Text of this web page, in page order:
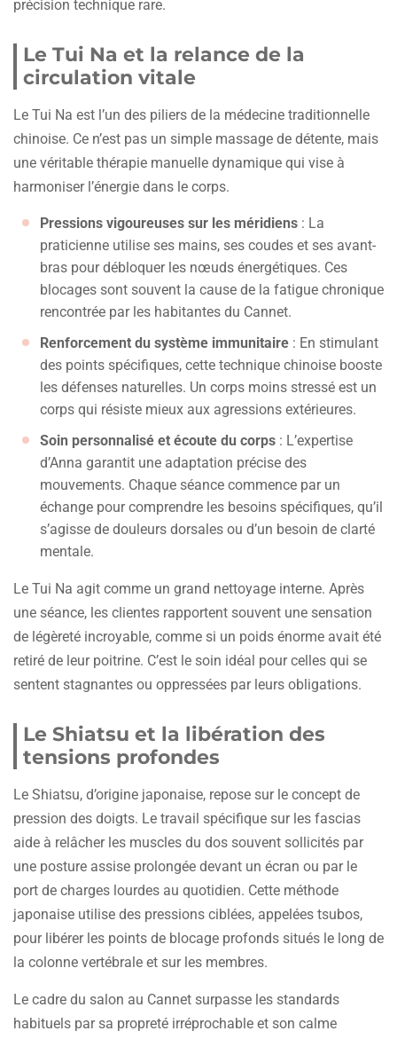
précision technique rare.
Le Tui Na et la relance de la
circulation vitale
Le Tui Na est l’un des piliers de la médecine traditionnelle
chinoise. Ce n’est pas un simple massage de détente, mais
une véritable thérapie manuelle dynamique qui vise à
harmoniser l’énergie dans le corps.
Pressions vigoureuses sur les méridiens : La
praticienne utilise ses mains, ses coudes et ses avant-
bras pour débloquer les nœuds énergétiques. Ces
blocages sont souvent la cause de la fatigue chronique
rencontrée par les habitantes du Cannet.
Renforcement du système immunitaire : En stimulant
des points spécifiques, cette technique chinoise booste
les défenses naturelles. Un corps moins stressé est un
corps qui résiste mieux aux agressions extérieures.
Soin personnalisé et écoute du corps : L’expertise
d’Anna garantit une adaptation précise des
mouvements. Chaque séance commence par un
échange pour comprendre les besoins spécifiques, qu’il
s’agisse de douleurs dorsales ou d’un besoin de clarté
mentale.
Le Tui Na agit comme un grand nettoyage interne. Après
une séance, les clientes rapportent souvent une sensation
de légèreté incroyable, comme si un poids énorme avait été
retiré de leur poitrine. C’est le soin idéal pour celles qui se
sentent stagnantes ou oppressées par leurs obligations.
Le Shiatsu et la libération des
tensions profondes
Le Shiatsu, d’origine japonaise, repose sur le concept de
pression des doigts. Le travail spécifique sur les fascias
aide à relâcher les muscles du dos souvent sollicités par
une posture assise prolongée devant un écran ou par le
port de charges lourdes au quotidien. Cette méthode
japonaise utilise des pressions ciblées, appelées tsubos,
pour libérer les points de blocage profonds situés le long de
la colonne vertébrale et sur les membres.
Le cadre du salon au Cannet surpasse les standards
habituels par sa propreté irréprochable et son calme